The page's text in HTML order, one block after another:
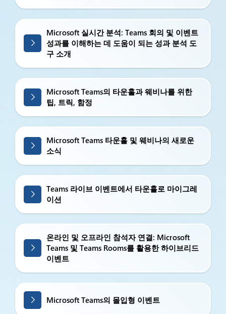
Microsoft 실시간 분석: Teams 회의 및 이벤트
성과를 이해하는 데 도움이 되는 성과 분석 도
구 소개
Microsoft Teams의 타운홀과 웨비나를 위한
팁, 트릭, 함정
Microsoft Teams 타운홀 및 웨비나의 새로운
소식
Teams 라이브 이벤트에서 타운홀로 마이그레
이션
온라인 및 오프라인 참석자 연결: Microsoft
Teams 및 Teams Rooms를 활용한 하이브리드
이벤트
Microsoft Teams의 몰입형 이벤트